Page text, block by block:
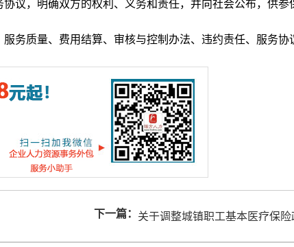
议，明确双方的权利、义务和责任，并向社会公布，供参
质量、费用结算、审核与控制办法、违约责任、服务协
下一篇： 关于调整城镇职工基本医疗保